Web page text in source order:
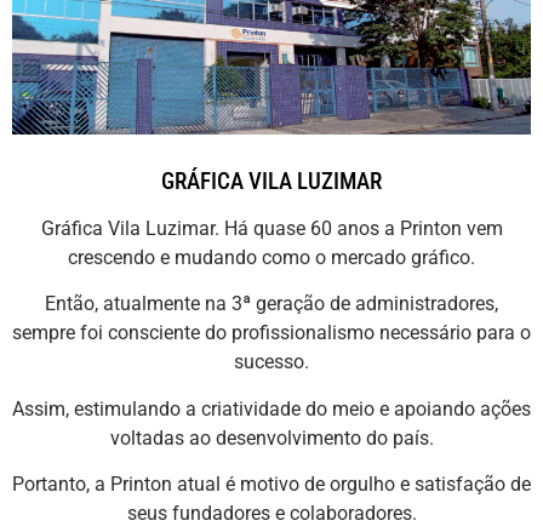
GRÁFICA VILA LUZIMAR
Gráfica Vila Luzimar. Há quase 60 anos a Printon vem
crescendo e mudando como o mercado gráfico.
Então, atualmente na 3ª geração de administradores,
sempre foi consciente do profissionalismo necessário para o
sucesso.
Assim, estimulando a criatividade do meio e apoiando ações
voltadas ao desenvolvimento do país.
Portanto, a Printon atual é motivo de orgulho e satisfação de
seus fundadores e colaboradores.